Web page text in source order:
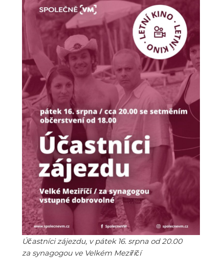
Účastníci zájezdu, v pátek 16. srpna od 20.00
za synagogou ve Velkém Meziříčí